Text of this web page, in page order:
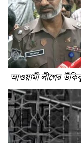
আওয়ামী লীগের